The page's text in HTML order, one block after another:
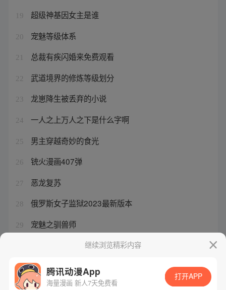
19 超级神基因女主是谁
20 宠魅等级体系
21 总裁有疾闪婚来免费观看
22 武道境界的修炼等级划分
23 龙崽降生被丢弃的小说
24 一人之上万人之下是什么字啊
25 男主穿越奇妙的食光
26 铳火漫画407弹
27 恶龙复苏
28 俄罗斯女子监狱2023最新版本
29 宠魅之驯兽师
穿成薄情总裁的小奶小说继续浏览精彩内容
腾讯动漫App
海量漫画 新人7天免费看
打开APP